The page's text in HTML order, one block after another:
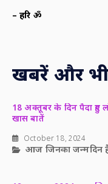
–हरि ॐ
खबरें और
18 अक्तूबर के दिन पैदा हुए
खास बातें
October 18, 2024
आज जिनका जन्मदिन